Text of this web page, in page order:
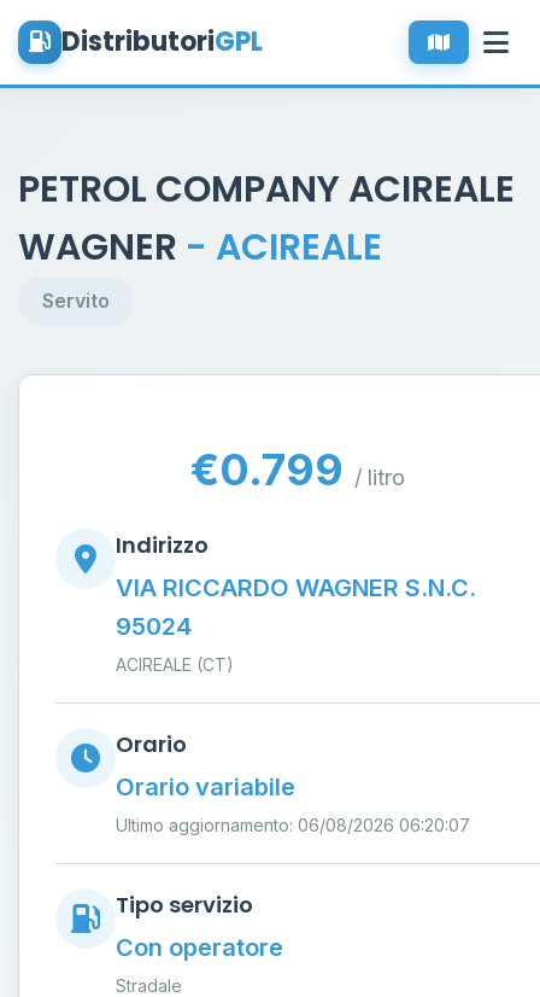
DistributoriGPL
PETROL COMPANY ACIREALE
WAGNER - ACIREALE
Servito
€0.799 / litro
Indirizzo
VIA RICCARDO WAGNER S.N.C.
95024
ACIREALE (CT)
Orario
Orario variabile
Ultimo aggiornamento: 06/08/2026 06:20:07
Tipo servizio
Con operatore
Stradale